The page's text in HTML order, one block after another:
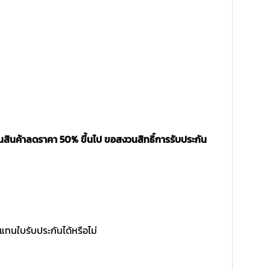
นค้าลดราคา 50% ขึ้นไป ขอสงวนสิทธิ์การรับประกัน
นใบรับประกันได้หรือไม่